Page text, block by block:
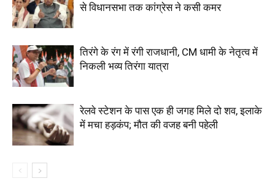
से विधानसभा तक कांग्रेस ने कसी कमर
तिरंगे के रंग में रंगी राजधानी, CM धामी के नेतृत्व में
निकली भव्य तिरंगा यात्रा
रेलवे स्टेशन के पास एक ही जगह मिले दो शव, इलाके
में मचा हड़कंप; मौत की वजह बनी पहेली